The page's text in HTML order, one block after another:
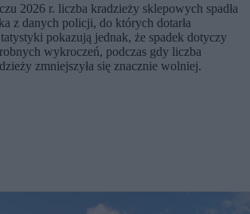
2026 r. liczba kradzieży sklepowych spadła
z danych policji, do których dotarła
pokazują jednak, że spadek dotyczy
wykroczeń, podczas gdy liczba
zmniejszyła się znacznie wolniej.